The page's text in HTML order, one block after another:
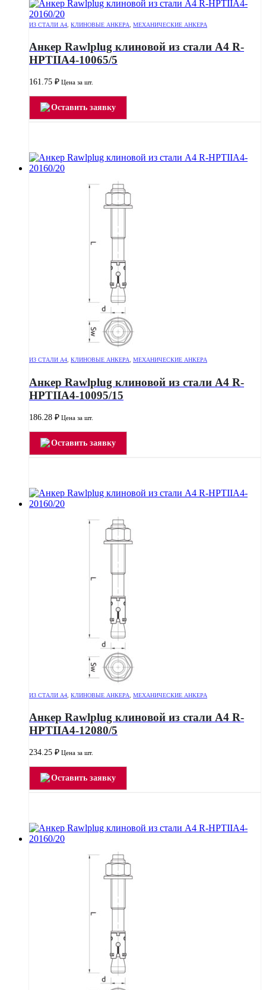
ИЗ СТАЛИ А4 КЛИНОВЫЕ АНКЕРА МЕХАНИЧЕСКИЕ АНКЕРА
Анкер Rawlplug клиновой из стали А4 R-
HPTIIA4-10065/5
161.75 ₽ Цена за шт.
Оставить заявку
ИЗ СТАЛИ А4 КЛИНОВЫЕ АНКЕРА МЕХАНИЧЕСКИЕ АНКЕРА
Анкер Rawlplug клиновой из стали А4 R-
HPTIIA4-10095/15
186.28 ₽ Цена за шт.
Оставить заявку
ИЗ СТАЛИ А4 КЛИНОВЫЕ АНКЕРА МЕХАНИЧЕСКИЕ АНКЕРА
Анкер Rawlplug клиновой из стали А4 R-
HPTIIA4-12080/5
234.25 ₽ Цена за шт.
Оставить заявку